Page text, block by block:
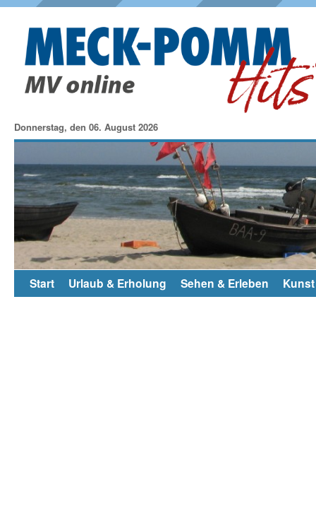
Donnerstag, den 06. August 2026
Start Urlaub & Erholung Sehen & Erleben